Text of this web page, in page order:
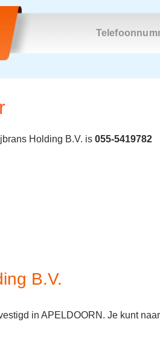
Holding B.V. is 055-5419782
B.V.
in APELDOORN. Je kunt